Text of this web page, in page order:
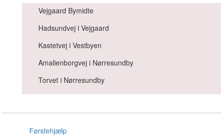
Vejgaard Bymidte
Hadsundvej i Vejgaard
Kastetvej i Vestbyen
Amalienborgvej i Nørresundby
Torvet i Nørresundby
Førstehjælp